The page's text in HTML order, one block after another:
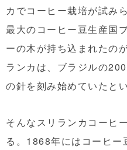
カでコーヒー栽培が試み
最大のコーヒー豆生産国
ーの木が持ち込まれたの
ランカは、ブラジルの
の針を刻み始めていたと
そんなスリランカコーヒ
る。1868年にはコーヒー